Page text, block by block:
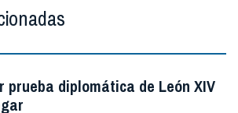
prueba diplomática de León XIV